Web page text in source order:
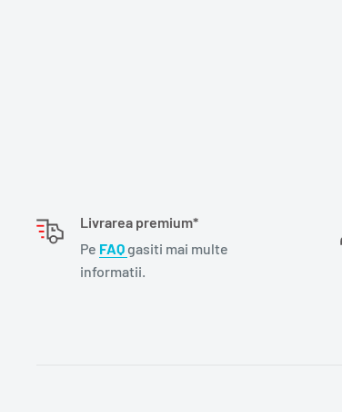
Livrarea premium*
Pe FAQ gasiti mai multe
informatii.